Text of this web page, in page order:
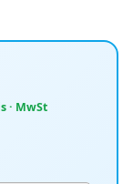
· MwSt